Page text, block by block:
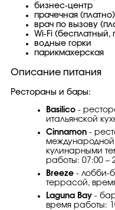
бизнес-центр
прачечная (платно)
врач по вызову
Wi-Fi (бесплатный,
водные горки
парикмахерская
Описание питания
Рестораны и бары:
Basilico -
итальянской
Cinnamon -
международной
кулинарными
работы: 07:00 –
Breeze - лобби-
террасой,
Laguna Bay -
время работы: